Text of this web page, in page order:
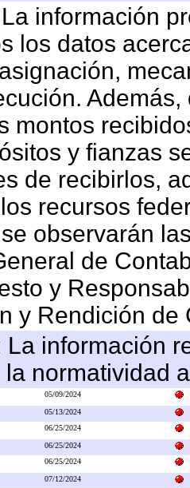
información
los datos
montos
y fianzas
de recibirlos,
recursos
observarán
de
y
y Rendición
La información
normatividad
05/09/2024
05/13/2024
06/25/2024
06/25/2024
06/25/2024
07/12/2024